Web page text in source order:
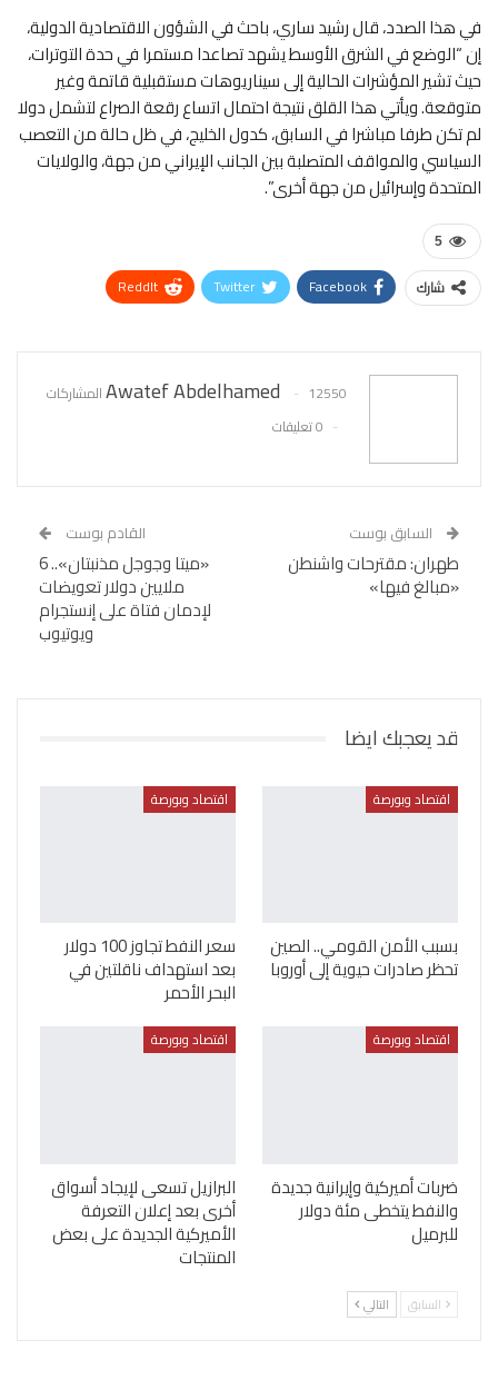
في هذا الصدد، قال رشيد ساري، باحث في الشؤون الاقتصادية الدولية،
إن “الوضع في الشرق الأوسط يشهد تصاعدا مستمرا في حدة التوترات،
حيث تشير المؤشرات الحالية إلى سيناريوهات مستقبلية قاتمة وغير
متوقعة. ويأتي هذا القلق نتيجة احتمال اتساع رقعة الصراع لتشمل دولا
لم تكن طرفا مباشرا في السابق، كدول الخليج، في ظل حالة من التعصب
السياسي والمواقف المتصلبة بين الجانب الإيراني من جهة، والولايات
المتحدة وإسرائيل من جهة أخرى”.
5
شارك Facebook
Twitter
ReddIt
Awatef Abdelhamed
12550 المشاركات
0 تعليقات
السابق بوست
طهران: مقترحات واشنطن
«مبالغ فيها»
القادم بوست
«ميتا وجوجل مذنبتان».. 6
ملايين دولار تعويضات
لإدمان فتاة على إنستجرام
ويوتيوب
قد يعجبك ايضا
اقتصاد وبورصة
بسبب الأمن القومي.. الصين
تحظر صادرات حيوية إلى أوروبا
اقتصاد وبورصة
سعر النفط تجاوز 100 دولار
بعد استهداف ناقلتين في
البحر الأحمر
اقتصاد وبورصة
ضربات أميركية وإيرانية جديدة
والنفط يتخطى مئة دولار
للبرميل
اقتصاد وبورصة
البرازيل تسعى لإيجاد أسواق
أخرى بعد إعلان التعرفة
الأميركية الجديدة على بعض
المنتجات
السابق التالي